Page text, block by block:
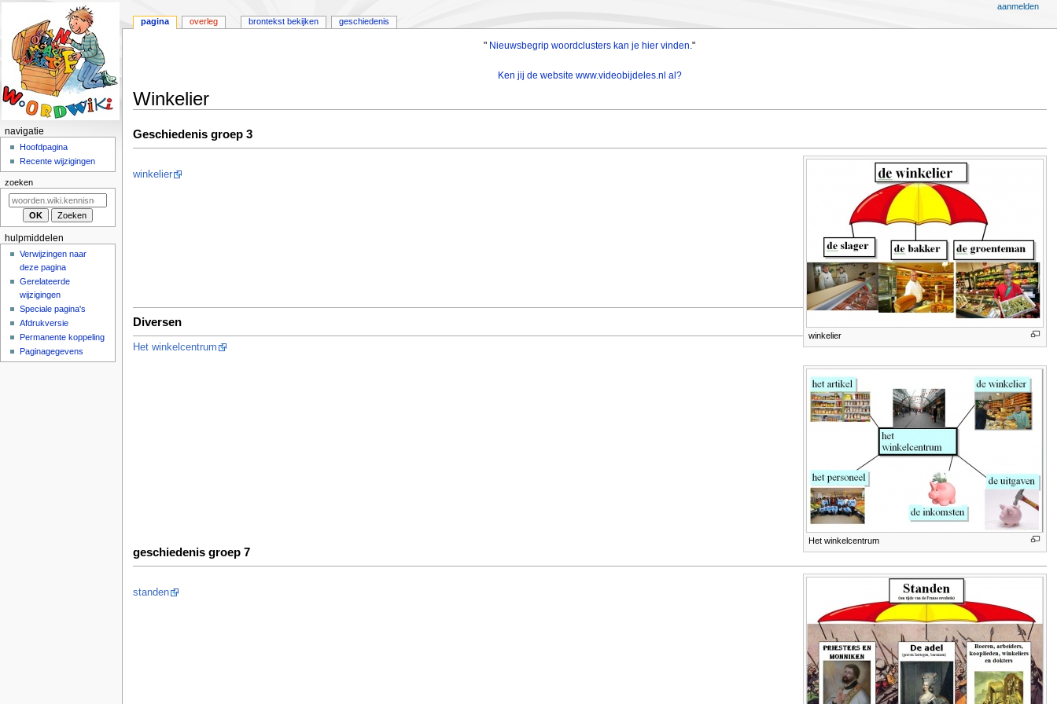
" Nieuwsbegrip woordclusters kan je hier vinden."
Ken jij de website www.videobijdeles.nl al?
Winkelier
Naar
Naar
Geschiedenis groep 3
winkelier
winkelier
Diversen
Het winkelcentrum
Het winkelcentrum
geschiedenis groep 7
standen
N
v
i
m
pagina overleg brontekst bekijken geschiedenis
aanmelden
navigatie
Hoofdpagina
Recente wijzigingen
zoeken
hulpmiddelen
Verwijzingen naar
deze pagina
Gerelateerde
wijzigingen
Speciale pagina's
Afdrukversie
Permanente koppeling
Paginagegevens